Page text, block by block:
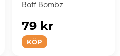
Baff Bombz
KÖP
79 kr